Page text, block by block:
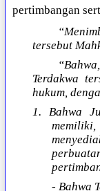
pertimbangan
tersebut
Terdakwa
hukum,
1. Bahwa
- Bahwa